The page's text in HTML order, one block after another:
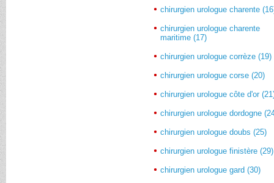
chirurgien urologue charente
chirurgien urologue charente
maritime (17)
chirurgien urologue corrèze (19)
chirurgien urologue corse (20)
chirurgien urologue côte d'or
chirurgien urologue dordogne
chirurgien urologue doubs (25)
chirurgien urologue finistère (29)
chirurgien urologue gard (30)